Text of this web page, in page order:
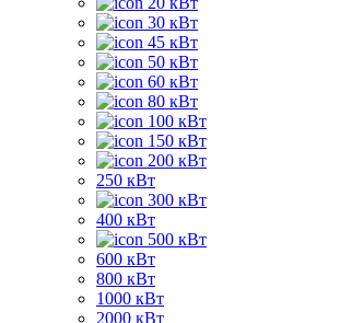
30 кВт
45 кВт
50 кВт
60 кВт
80 кВт
100 кВт
150 кВт
200 кВт
250 кВт
300 кВт
400 кВт
500 кВт
600 кВт
800 кВт
1000 кВт
2000 кВт